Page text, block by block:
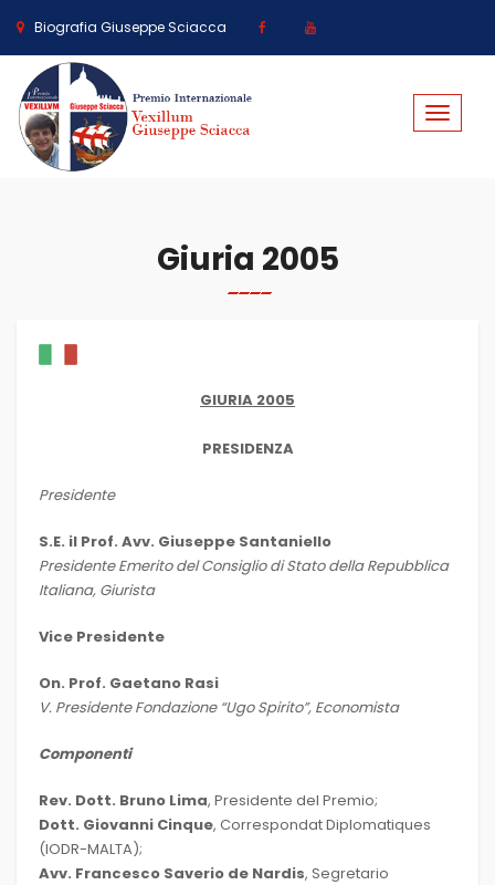
Biografia Giuseppe Sciacca
Toggle
Giuria 2005
GIURIA 2005
PRESIDENZA
Presidente
S.E. il Prof. Avv. Giuseppe Santaniello
Presidente Emerito del Consiglio di Stato della Repubblica
Italiana, Giurista
Vice Presidente
On. Prof. Gaetano Rasi
V. Presidente Fondazione “Ugo Spirito”, Economista
Componenti
Rev. Dott. Bruno Lima, Presidente del Premio;
Dott. Giovanni Cinque, Correspondat Diplomatiques
(IODR-MALTA);
Avv. Francesco Saverio de Nardis, Segretario